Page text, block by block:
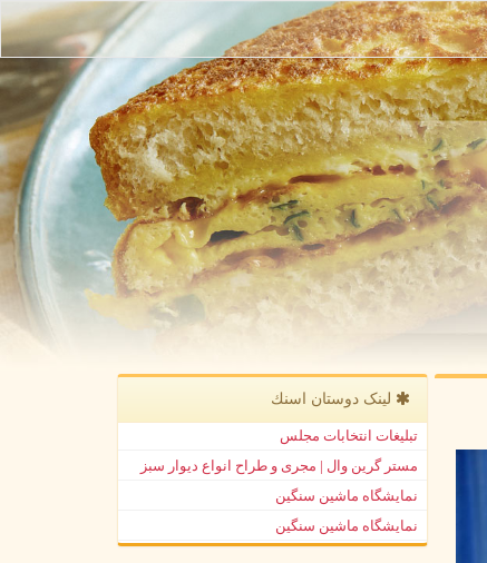
لینک دوستان اسنك
تبلیغات انتخابات مجلس
مستر گرین وال | مجری و طراح انواع دیوار سبز
نمایشگاه ماشین سنگین
نمایشگاه ماشین سنگین